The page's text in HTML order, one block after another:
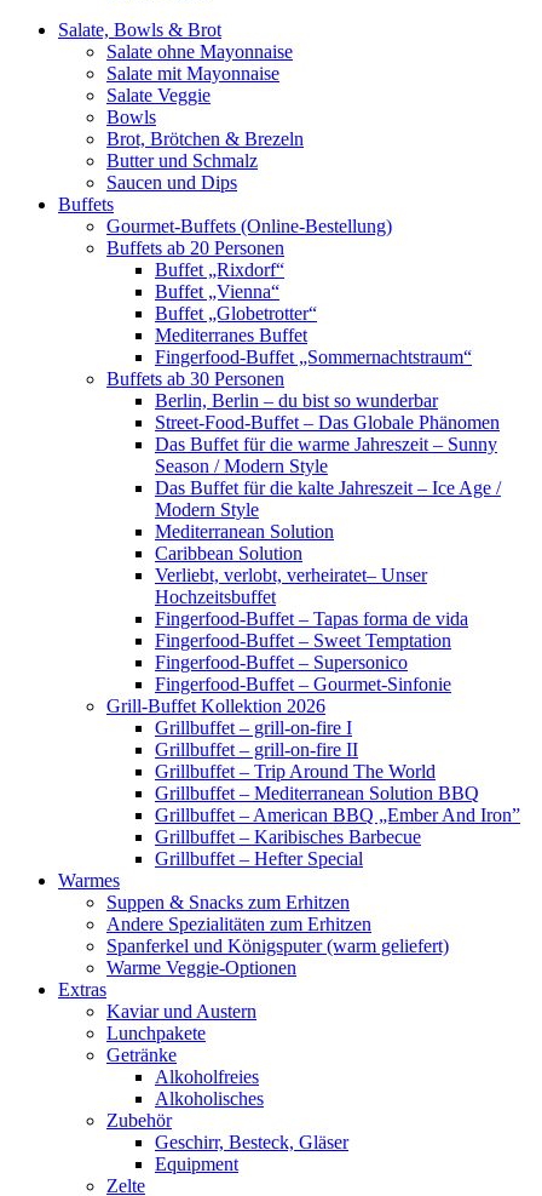
Salate, Bowls & Brot
Salate ohne Mayonnaise
Salate mit Mayonnaise
Salate Veggie
Bowls
Brot, Brötchen & Brezeln
Butter und Schmalz
Saucen und Dips
Buffets
Gourmet-Buffets (Online-Bestellung)
Buffets ab 20 Personen
Buffet „Rixdorf“
Buffet „Vienna“
Buffet „Globetrotter“
Mediterranes Buffet
Fingerfood-Buffet „Sommernachtstraum“
Buffets ab 30 Personen
Berlin, Berlin – du bist so wunderbar
Street-Food-Buffet – Das Globale Phänomen
Das Buffet für die warme Jahreszeit – Sunny
Season / Modern Style
Das Buffet für die kalte Jahreszeit – Ice Age /
Modern Style
Mediterranean Solution
Caribbean Solution
Verliebt, verlobt, verheiratet– Unser
Hochzeitsbuffet
Fingerfood-Buffet – Tapas forma de vida
Fingerfood-Buffet – Sweet Temptation
Fingerfood-Buffet – Supersonico
Fingerfood-Buffet – Gourmet-Sinfonie
Grill-Buffet Kollektion 2026
Grillbuffet – grill-on-fire I
Grillbuffet – grill-on-fire II
Grillbuffet – Trip Around The World
Grillbuffet – Mediterranean Solution BBQ
Grillbuffet – American BBQ „Ember And Iron”
Grillbuffet – Karibisches Barbecue
Grillbuffet – Hefter Special
Warmes
Suppen & Snacks zum Erhitzen
Andere Spezialitäten zum Erhitzen
Spanferkel und Königsputer (warm geliefert)
Warme Veggie-Optionen
Extras
Kaviar und Austern
Lunchpakete
Getränke
Alkoholfreies
Alkoholisches
Zubehör
Geschirr, Besteck, Gläser
Equipment
Zelte